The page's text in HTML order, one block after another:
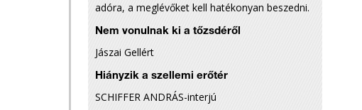
adóra, a meglévőket kell hatékonyan beszedni.
Nem vonulnak ki a tőzsdéről
Jászai Gellért
Hiányzik a szellemi erőtér
SCHIFFER ANDRÁS-interjú